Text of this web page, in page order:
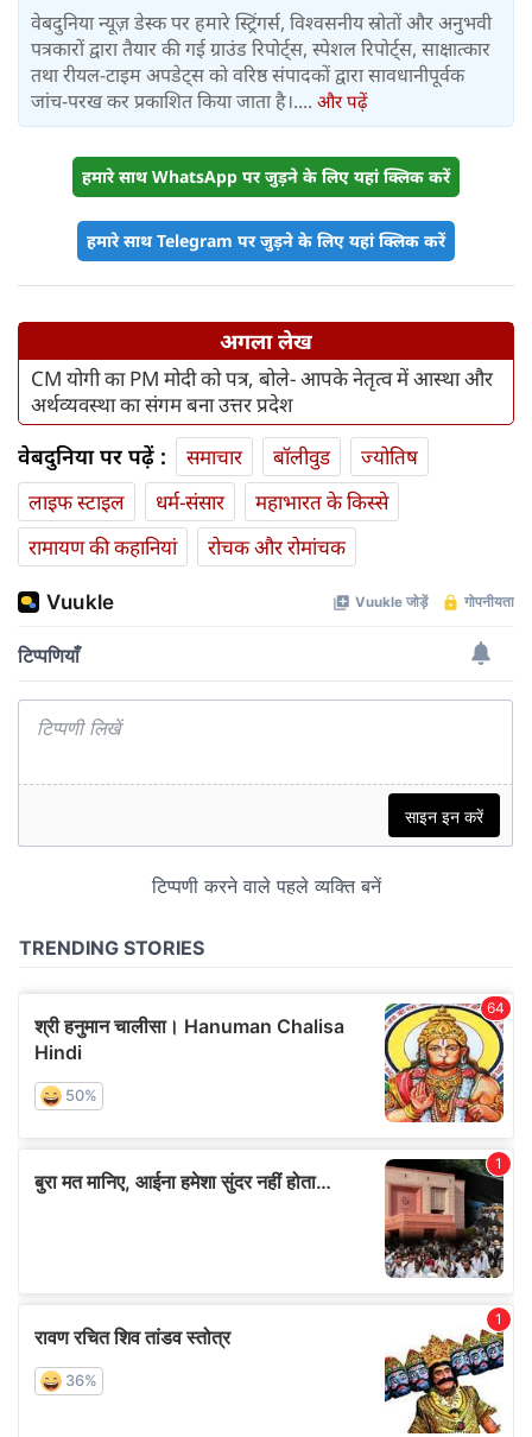
वेबदुनिया न्यूज़ डेस्क पर हमारे स्ट्रिंगर्स, विश्वसनीय स्रोतों और अनुभवी
पत्रकारों द्वारा तैयार की गई ग्राउंड रिपोर्ट्स, स्पेशल रिपोर्ट्स, साक्षात्कार
तथा रीयल-टाइम अपडेट्स को वरिष्ठ संपादकों द्वारा सावधानीपूर्वक
जांच-परख कर प्रकाशित किया जाता है।.... और पढ़ें
हमारे साथ WhatsApp पर जुड़ने के लिए यहां क्लिक करें
हमारे साथ Telegram पर जुड़ने के लिए यहां क्लिक करें
अगला लेख
CM योगी का PM मोदी को पत्र, बोले- आपके नेतृत्व में आस्था और
अर्थव्यवस्था का संगम बना उत्तर प्रदेश
वेबदुनिया पर पढ़ें : समाचार बॉलीवुड
ज्योतिष
लाइफ स्‍टाइल
धर्म-संसार
महाभारत के किस्से
रामायण की कहानियां
रोचक और रोमांचक